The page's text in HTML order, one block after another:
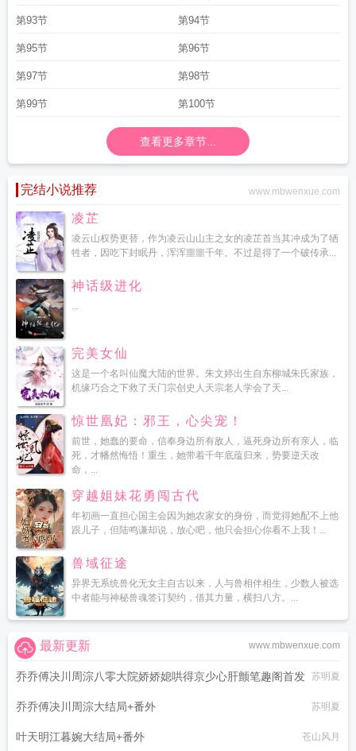
第93节 第94节
第95节 第96节
第97节 第98节
第99节 第100节
查看更多章节...
完结小说推荐 www.mbwenxue.com
凌芷
凌云山权势更替，作为凌云山山主之女的凌芷首当其冲成为了牺
牲者，因吃下封眠丹，浑浑噩噩千年。不过是得了一个破传承...
神话级进化
...
完美女仙
这是一个名叫仙魔大陆的世界。朱文婷出生自东柳城朱氏家族，
机缘巧合之下救了天门宗创史人天宗老人学会了天...
惊世凰妃：邪王，心尖宠！
前世，她蠢的要命，信奉身边所有敌人，逼死身边所有亲人，临
死，才幡然悔悟！重生，她带着千年底蕴归来，势要逆天改
命，...
穿越姐妹花勇闯古代
年初画一直担心国主会因为她农家女的身份，而觉得她配不上他
跟儿子，但陆鸣谦却说，放心吧，他只会担心你看不上我！...
兽域征途
异界无系统兽化无女主自古以来，人与兽相伴相生，少数人被选
中者能与神秘兽魂签订契约，借其力量，横扫八方。...
www.mbwenxue.com
最新更新
乔乔傅决川周淙八零大院娇娇媳哄得京少心肝颤笔趣阁首发 苏明夏
乔乔傅决川周淙大结局+番外 苏明夏
叶天明江暮婉大结局+番外 苍山风月